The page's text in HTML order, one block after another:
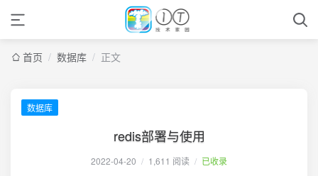
首页 / 数据库 / 正文
数据库
redis部署与使用
2022-04-20 / 1,611 阅读 / 已收录